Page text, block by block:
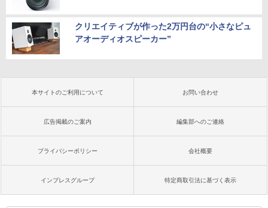
クリエイティブが作った2万円台の“小さなピュ
アオーディオスピーカー”
本サイトのご利用について お問い合わせ
広告掲載のご案内 編集部へのご連絡
プライバシーポリシー 会社概要
インプレスグループ 特定商取引法に基づく表示